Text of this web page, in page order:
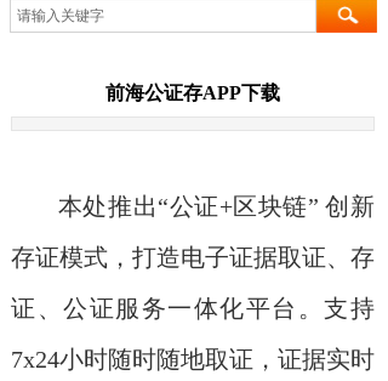
前海公证存APP下载
本处推出“公证+区块链” 创新
存证模式，打造电子证据取证、存
证、公证服务一体化平台。支持
7x24小时随时随地取证，证据实时